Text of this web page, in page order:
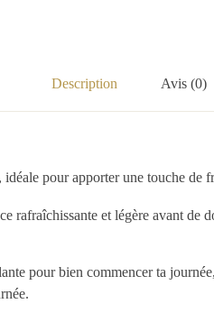
Description Avis (0)
pour apporter une touche de
rafraîchissante et légère avant de
pour bien commencer ta